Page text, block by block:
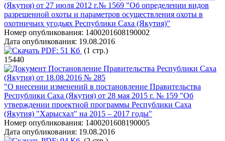
(Якутия) от 27 июля 2012 г.№ 1569 "Об определении видов
разрешенной охоты и параметров осуществления охоты в
охотничьих угодьях Республики Саха (Якутия)"
Номер опубликования: 1400201608190002
Дата опубликования: 19.08.2016
PDF: 51 Кб (1 стр.)
15440
Постановление Правительства Республики Саха
(Якутия) от 18.08.2016 № 285
"О внесении изменений в постановление Правительства
Республики Саха (Якутия) от 28 мая 2015 г. № 159 "Об
утверждении проектной программы Республики Саха
(Якутия) "Харысхал" на 2015 – 2017 годы"
Номер опубликования: 1400201608190005
Дата опубликования: 19.08.2016